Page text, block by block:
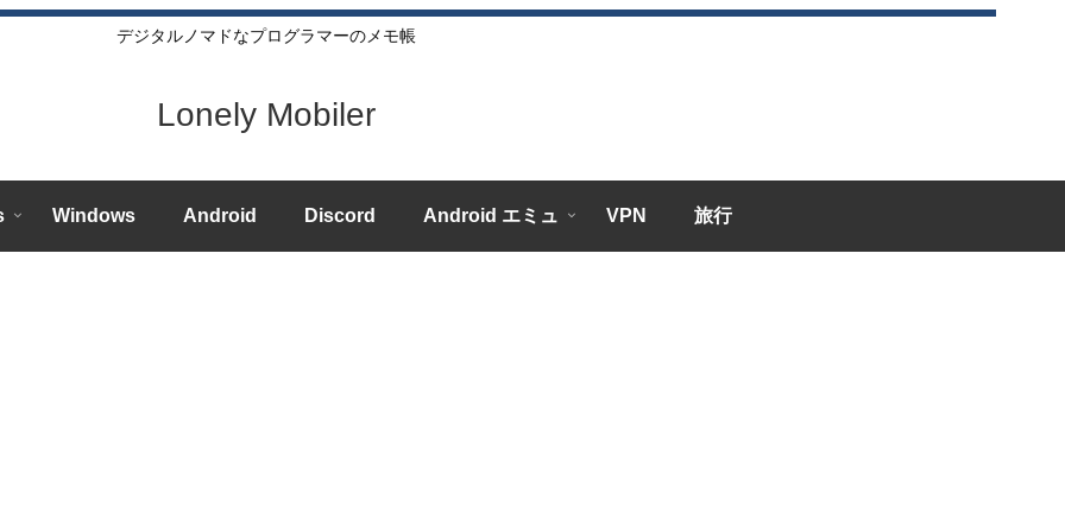
デジタルノマドなプログラマーのメモ帳
Lonely Mobiler
Windows Android Discord Android エミュ VPN 旅行